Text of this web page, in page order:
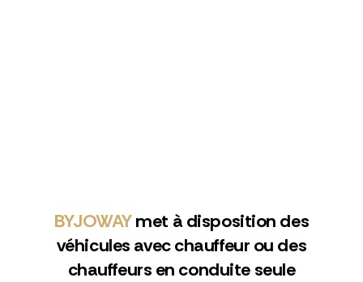
BYJOWAYmet à disposition des
véhicules avec chauffeur ou des
chauffeurs en conduite seule